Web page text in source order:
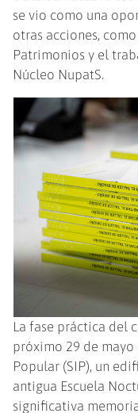
se vio como una
otras acciones,
Patrimonios y el
Núcleo NupatS.
La fase práctica del
próximo 29 de
Popular (SIP), un
antigua Escuela
significativa